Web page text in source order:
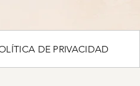
DE PRIVACIDAD